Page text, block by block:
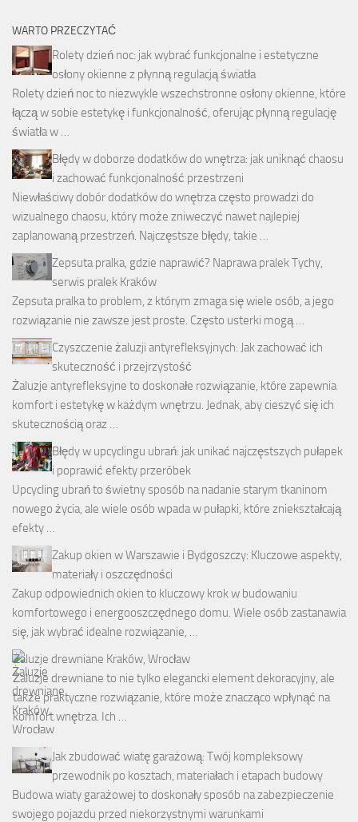
WARTO PRZECZYTAĆ
Rolety dzień noc: jak wybrać funkcjonalne i estetyczne
osłony okienne z płynną regulacją światła
Rolety dzień noc to niezwykle wszechstronne osłony okienne, które
łączą w sobie estetykę i funkcjonalność, oferując płynną regulację
światła w …
Błędy w doborze dodatków do wnętrza: jak uniknąć chaosu
i zachować funkcjonalność przestrzeni
Niewłaściwy dobór dodatków do wnętrza często prowadzi do
wizualnego chaosu, który może zniweczyć nawet najlepiej
zaplanowaną przestrzeń. Najczęstsze błędy, takie …
Zepsuta pralka, gdzie naprawić? Naprawa pralek Tychy,
serwis pralek Kraków
Zepsuta pralka to problem, z którym zmaga się wiele osób, a jego
rozwiązanie nie zawsze jest proste. Często usterki mogą …
Czyszczenie żaluzji antyrefleksyjnych: Jak zachować ich
skuteczność i przejrzystość
Żaluzje antyrefleksyjne to doskonałe rozwiązanie, które zapewnia
komfort i estetykę w każdym wnętrzu. Jednak, aby cieszyć się ich
skutecznością oraz …
Błędy w upcyclingu ubrań: jak unikać najczęstszych pułapek
i poprawić efekty przeróbek
Upcycling ubrań to świetny sposób na nadanie starym tkaninom
nowego życia, ale wiele osób wpada w pułapki, które zniekształcają
efekty …
Zakup okien w Warszawie i Bydgoszczy: Kluczowe aspekty,
materiały i oszczędności
Zakup odpowiednich okien to kluczowy krok w budowaniu
komfortowego i energooszczędnego domu. Wiele osób zastanawia
się, jak wybrać idealne rozwiązanie, …
Żaluzje drewniane Kraków, Wrocław
Żaluzje drewniane to nie tylko elegancki element dekoracyjny, ale
także praktyczne rozwiązanie, które może znacząco wpłynąć na
komfort wnętrza. Ich …
Jak zbudować wiatę garażową: Twój kompleksowy
przewodnik po kosztach, materiałach i etapach budowy
Budowa wiaty garażowej to doskonały sposób na zabezpieczenie
swojego pojazdu przed niekorzystnymi warunkami